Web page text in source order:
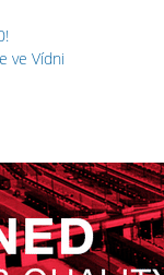
ve Vídni